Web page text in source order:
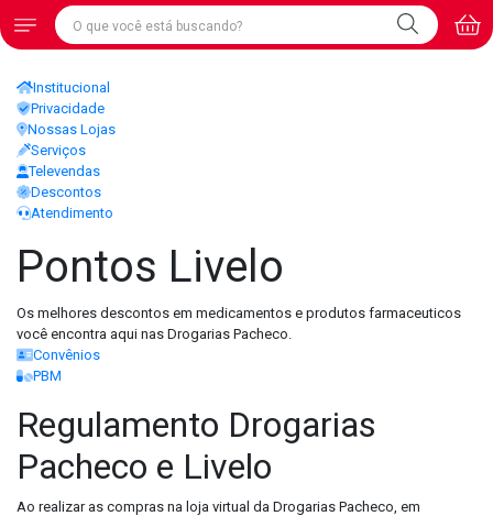
Institucional
Privacidade
Nossas Lojas
Serviços
Televendas
Descontos
Atendimento
Pontos Livelo
Os melhores descontos em medicamentos e produtos farmaceuticos
você encontra aqui nas Drogarias Pacheco.
Convênios
PBM
Regulamento Drogarias
Pacheco e Livelo
Ao realizar as compras na loja virtual da Drogarias Pacheco, em